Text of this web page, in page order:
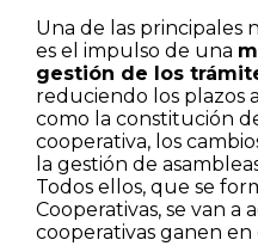
Una de las principales
es el impulso de una
gestión de los
reduciendo los plazos
como la constitución
cooperativa, los
la gestión de
Todos ellos, que se
Cooperativas, se van a
cooperativas ganen en